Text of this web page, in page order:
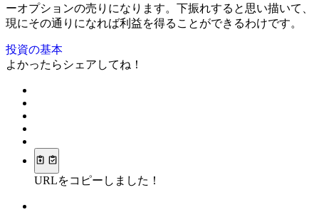
ーオプションの売りになります。下振れすると思い描いて、
現にその通りになれば利益を得ることができるわけです。
投資の基本
よかったらシェアしてね！
URLをコピーしました！